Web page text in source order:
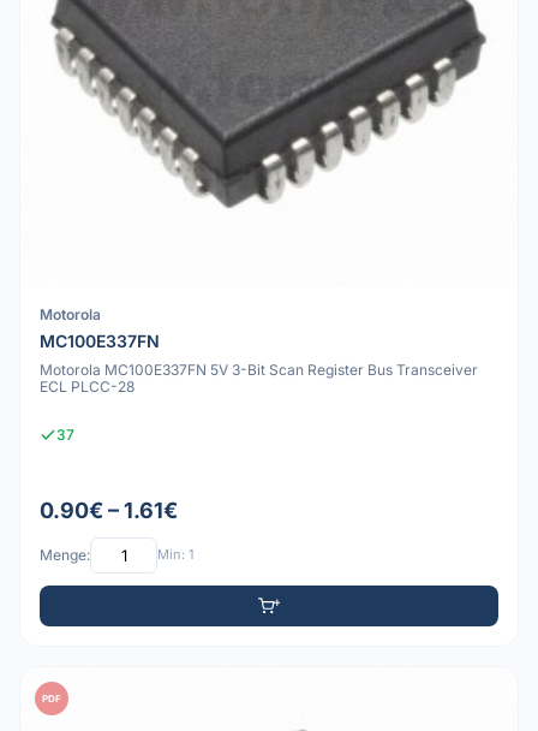
Motorola
MC100E337FN
Motorola MC100E337FN 5V 3-Bit Scan Register Bus Transceiver
ECL PLCC-28
37
0.90€ – 1.61€
Menge: Min: 1
PDF